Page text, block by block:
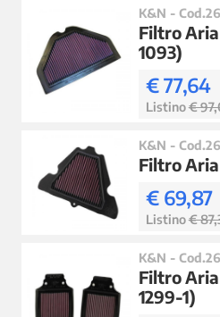
K&N -
Filtro
1093)
€ 77,64
Listino€
K&N -
Filtro Aria
€ 69,87
Listino€
K&N -
Filtro
1299-1)